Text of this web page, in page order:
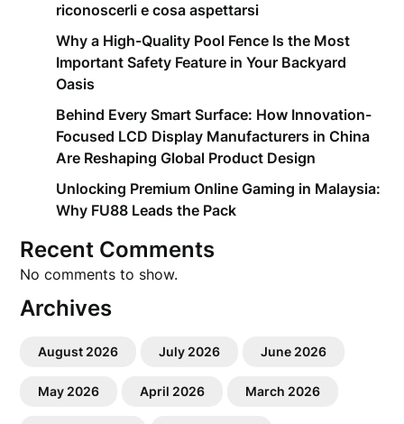
riconoscerli e cosa aspettarsi
Why a High-Quality Pool Fence Is the Most
Important Safety Feature in Your Backyard
Oasis
Behind Every Smart Surface: How Innovation-
Focused LCD Display Manufacturers in China
Are Reshaping Global Product Design
Unlocking Premium Online Gaming in Malaysia:
Why FU88 Leads the Pack
Recent Comments
No comments to show.
Archives
August 2026 July 2026 June 2026
May 2026 April 2026 March 2026